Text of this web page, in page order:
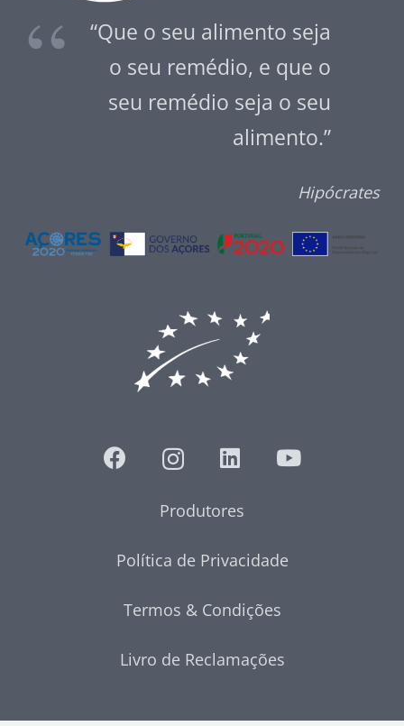
“Que o seu alimento seja
o seu remédio, e que o
seu remédio seja o seu
alimento.”
Hipócrates
Produtores
Política de Privacidade
Termos & Condições
Livro de Reclamações